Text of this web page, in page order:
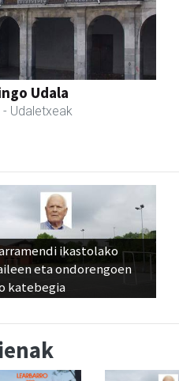
Udala
- Udaletxeak
ikastolako
eta ondorengoen
katebegia